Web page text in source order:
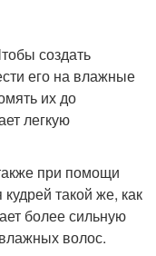
создать
его на влажные
их до
легкую
при помощи
такой же, как
более сильную
волос.